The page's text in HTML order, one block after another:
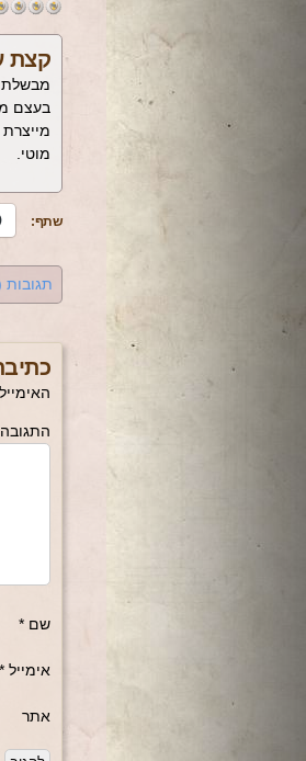
קצת
בעצם
מוטי.
שתף:
תגובות
שם *
אימייל *
אתר